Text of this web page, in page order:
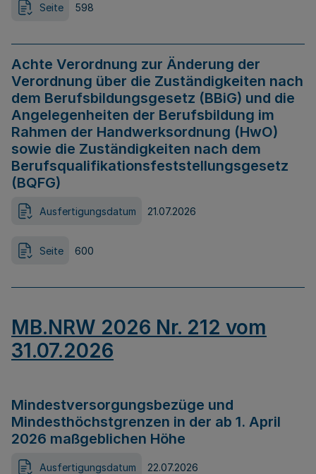
Seite 598
Achte Verordnung zur Änderung der
Verordnung über die Zuständigkeiten nach
dem Berufsbildungsgesetz (BBiG) und die
Angelegenheiten der Berufsbildung im
Rahmen der Handwerksordnung (HwO)
sowie die Zuständigkeiten nach dem
Berufsqualifikationsfeststellungsgesetz
(BQFG)
Ausfertigungsdatum 21.07.2026
Seite 600
MB.NRW 2026 Nr. 212 vom
31.07.2026
Mindestversorgungsbezüge und
Mindesthöchstgrenzen in der ab 1. April
2026 maßgeblichen Höhe
Ausfertigungsdatum 22.07.2026